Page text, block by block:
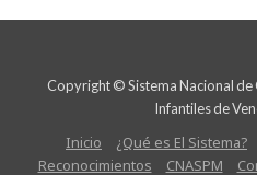
Copyright © Sistema Nacional
Infantiles de
Inicio ¿Qué es El Sistema?
Reconocimientos
CNASPM